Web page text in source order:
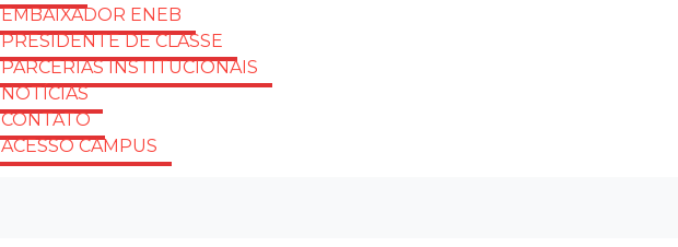
EMBAIXADOR ENEB
PRESIDENTE DE CLASSE
PARCERIAS INSTITUCIONAIS
NOTÍCIAS
CONTATO
ACESSO CAMPUS